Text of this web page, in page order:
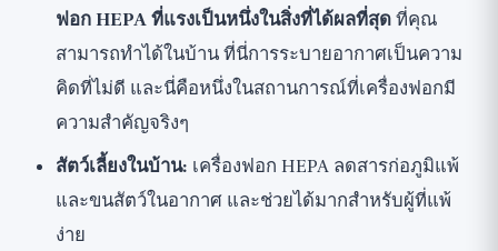
ฟอก HEPA ที่แรงเป็นหนึ่งในสิ่งที่ได้ผลที่สุดที่คุณ
สามารถทำได้ในบ้าน ที่นี่การระบายอากาศเป็นความ
คิดที่ไม่ดี และนี่คือหนึ่งในสถานการณ์ที่เครื่องฟอกมี
ความสำคัญจริงๆ
สัตว์เลี้ยงในบ้าน: เครื่องฟอก HEPA ลดสารก่อภูมิแพ้
และขนสัตว์ในอากาศ และช่วยได้มากสำหรับผู้ที่แพ้
ง่าย